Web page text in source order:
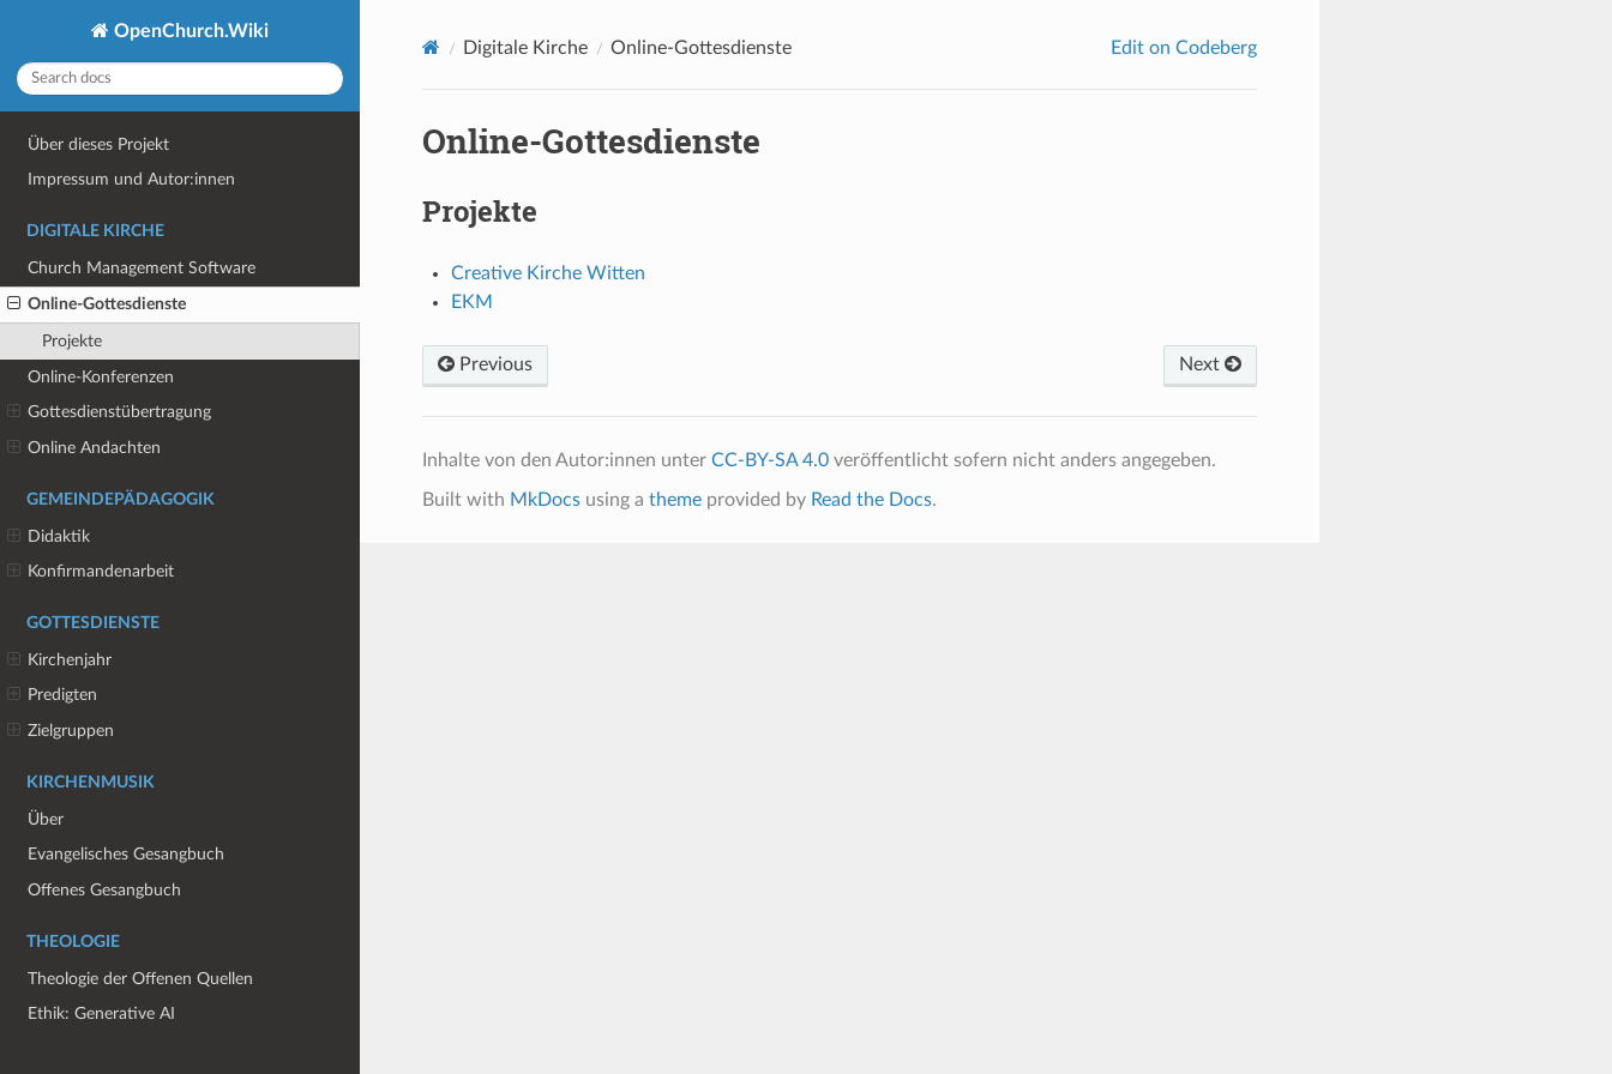
OpenChurch.Wiki
Über dieses Projekt
Impressum und Autor:innen
DIGITALE KIRCHE
Church Management Software
Online-Gottesdienste
Projekte
Online-Konferenzen
Gottesdienstübertragung
Online Andachten
GEMEINDEPÄDAGOGIK
Didaktik
Konfirmandenarbeit
GOTTESDIENSTE
Kirchenjahr
Predigten
Zielgruppen
KIRCHENMUSIK
Über
Evangelisches Gesangbuch
Offenes Gesangbuch
THEOLOGIE
Theologie der Offenen Quellen
Ethik: Generative AI
Digitale Kirche Online-Gottesdienste Edit on Codeberg
Online-Gottesdienste
Projekte
Creative Kirche Witten
EKM
Previous Next
Inhalte von den Autor:innen unter CC-BY-SA 4.0veröffentlicht sofern nicht anders angegeben.
Built with MkDocsusing a themeprovided by Read the Docs.